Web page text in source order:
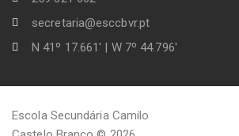
secretaria@esccbvr.pt
N 41º 17.661' | W 7º 44.796'
Escola Secundária Camilo